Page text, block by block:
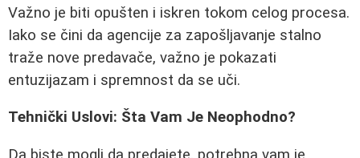
Važno je biti opušten i iskren tokom celog procesa.
Iako se čini da agencije za zapošljavanje stalno
traže nove predavače, važno je pokazati
entuzijazam i spremnost da se uči.
Tehnički Uslovi: Šta Vam Je Neophodno?